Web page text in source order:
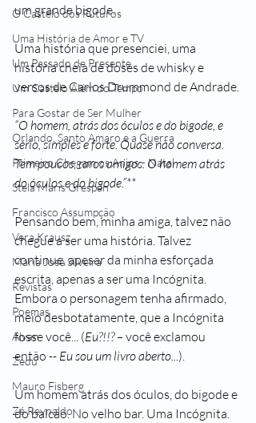
O Castelo dos Futuros
Uma História de Amor e TV
Um Passado de Presente
Um Castelo Além do Tempo
Para Gostar de Ser Mulher
Orlando, Santo Amaro e a Guerra
Primeiro Chegam os Anjos - Natal
Stela Maris Grespan
Francisco Assumpção
Vera Krausz
Maria José Silveira
Revistas
Poemas
Alvan
Zedu
Mauro Fisberg
Zé Reynaldo
um grande bigode.
Uma história que presenciei, uma
história cheia de doses de whisky e
versos de Carlos Drummond de Andrade.
“O homem, atrás dos óculos e do bigode, e
sério, simples e forte. Quase não conversa.
Tem poucos, raros amigos. O homem atrás
do óculos e do bigode.”**
Pensando bem, minha amiga, talvez não
chegue a ser uma história. Talvez
continue, apesar da minha esforçada
escrita, apenas a ser uma Incógnita.
Embora o personagem tenha afirmado,
meio desbotatamente, que a Incógnita
fosse você... (Eu?!!? – você exclamou
então -- Eu sou um livro aberto...).
Um homem atrás dos óculos, do bigode e
do balcão. No velho bar. Uma Incógnita.